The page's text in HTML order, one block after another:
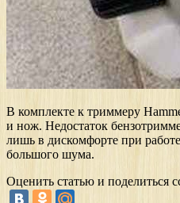
В комплекте к триммеру
и нож. Недостаток
лишь в дискомфорте при
большого шума.
Оценить статью и поделиться